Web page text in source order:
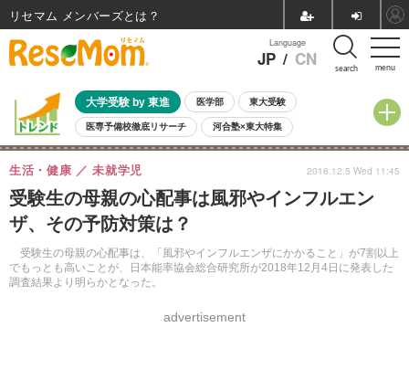
menu
Language
JP / CN search
大学受験 by 東進 医学部 東大受験
医専予備校徹底リサーチ 河合塾×東大特集
親子で考える大学選び 高校受験 中学受験 小学校受験
共通テスト 夏休み
8月開催イベント・WS 全国公立高校 過去問 人気記事
自由研究教材（小学生向け） 自由研究教材（中学生向け）
受験生の母親の心配事は風邪やインフルエン
ザ、その予防対策は？
受験生の母親の心配事は、「風邪やインフルエンザにかかること」が7割以上
でもっとも高いことが、日本能率協会総合研究所が2018年12月4日に発表した
調査結果より明らかとなった。
生活・健康 未就学児
advertisement
2018.12.5 Wed 11:45
リセマム メンバーズ